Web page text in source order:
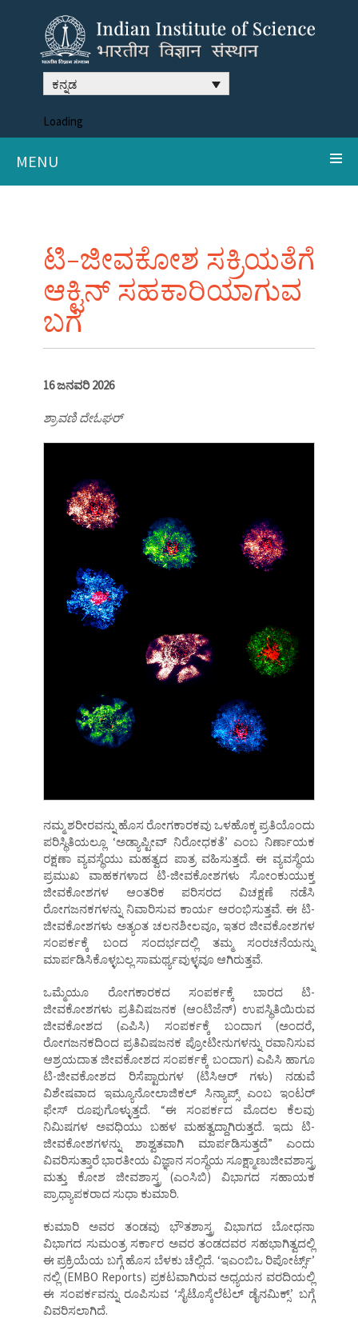
ಕನ್ನಡ
Loading
MENU
ಟಿ-ಜೀವಕೋಶ ಸಕ್ರಿಯತೆಗೆ
ಆಕ್ಟಿನ್ ಸಹಕಾರಿಯಾಗುವ
ಬಗೆ
16 ಜನವರಿ 2026
ಶ್ರಾವಣಿ ದೇಓಘರ್
ನಮ್ಮ ಶರೀರವನ್ನು ಹೊಸ ರೋಗಕಾರಕವು ಒಳಹೊಕ್ಕ ಪ್ರತಿಯೊಂದು
ಪರಿಸ್ಥಿತಿಯಲ್ಲೂ ‘ಅಡ್ಯಾಪ್ಟೀವ್ ನಿರೋಧಕತೆ’ ಎಂಬ ನಿರ್ಣಾಯಕ
ರಕ್ಷಣಾ ವ್ಯವಸ್ಥೆಯು ಮಹತ್ವದ ಪಾತ್ರ ವಹಿಸುತ್ತದೆ. ಈ ವ್ಯವಸ್ಥೆಯ
ಪ್ರಮುಖ ವಾಹಕಗಳಾದ ಟಿ-ಜೀವಕೋಶಗಳು ಸೋಂಕುಯುಕ್ತ
ಜೀವಕೋಶಗಳ ಆಂತರಿಕ ಪರಿಸರದ ವಿಚಕ್ಷಣೆ ನಡೆಸಿ
ರೋಗಜನಕಗಳನ್ನು ನಿವಾರಿಸುವ ಕಾರ್ಯ ಆರಂಭಿಸುತ್ತವೆ. ಈ ಟಿ-
ಜೀವಕೋಶಗಳು ಅತ್ಯಂತ ಚಲನಶೀಲವೂ, ಇತರ ಜೀವಕೋಶಗಳ
ಸಂಪರ್ಕಕ್ಕೆ ಬಂದ ಸಂದರ್ಭದಲ್ಲಿ ತಮ್ಮ ಸಂರಚನೆಯನ್ನು
ಮಾರ್ಪಡಿಸಿಕೊಳ್ಳಬಲ್ಲ ಸಾಮರ್ಥ್ಯವುಳ್ಳವೂ ಆಗಿರುತ್ತವೆ.
ಒಮ್ಮೆಯೂ ರೋಗಕಾರಕದ ಸಂಪರ್ಕಕ್ಕೆ ಬಾರದ ಟಿ-
ಜೀವಕೋಶಗಳು ಪ್ರತಿವಿಷಜನಕ (ಆಂಟಿಜೆನ್) ಉಪಸ್ಥಿತಿಯಿರುವ
ಜೀವಕೋಶದ (ಎಪಿಸಿ) ಸಂಪರ್ಕಕ್ಕೆ ಬಂದಾಗ (ಅಂದರೆ,
ರೋಗಜನಕದಿಂದ ಪ್ರತಿವಿಷಜನಕ ಪ್ರೋಟೀನುಗಳನ್ನು ರವಾನಿಸುವ
ಆಶ್ರಯದಾತ ಜೀವಕೋಶದ ಸಂಪರ್ಕಕ್ಕೆ ಬಂದಾಗ) ಎಪಿಸಿ ಹಾಗೂ
ಟಿ-ಜೀವಕೋಶದ ರಿಸೆಪ್ಟಾರುಗಳ (ಟಿಸಿಆರ್ ಗಳು) ನಡುವೆ
ವಿಶೇಷವಾದ ಇಮ್ಯೂನೋಲಾಜಿಕಲ್ ಸಿನ್ಯಾಪ್ಸ್ ಎಂಬ ಇಂಟರ್
ಫೇಸ್ ರೂಪುಗೊಳ್ಳುತ್ತದೆ. “ಈ ಸಂಪರ್ಕದ ಮೊದಲ ಕೆಲವು
ನಿಮಿಷಗಳ ಅವಧಿಯು ಬಹಳ ಮಹತ್ವದ್ದಾಗಿರುತ್ತದೆ. ಇದು ಟಿ-
ಜೀವಕೋಶಗಳನ್ನು ಶಾಶ್ವತವಾಗಿ ಮಾರ್ಪಡಿಸುತ್ತದೆ” ಎಂದು
ವಿವರಿಸುತ್ತಾರೆ ಭಾರತೀಯ ವಿಜ್ಞಾನ ಸಂಸ್ಥೆಯ ಸೂಕ್ಷ್ಮಾಣುಜೀವಶಾಸ್ತ್ರ
ಮತ್ತು ಕೋಶ ಜೀವಶಾಸ್ತ್ರ (ಎಂಸಿಬಿ) ವಿಭಾಗದ ಸಹಾಯಕ
ಪ್ರಾಧ್ಯಾಪಕರಾದ ಸುಧಾ ಕುಮಾರಿ.
ಕುಮಾರಿ ಅವರ ತಂಡವು ಭೌತಶಾಸ್ತ್ರ ವಿಭಾಗದ ಬೋಧನಾ
ವಿಭಾಗದ ಸುಮಂತ್ರ ಸರ್ಕಾರ ಅವರ ತಂಡದವರ ಸಹಭಾಗಿತ್ವದಲ್ಲಿ
ಈ ಪ್ರಕ್ರಿಯೆಯ ಬಗ್ಗೆ ಹೊಸ ಬೆಳಕು ಚೆಲ್ಲಿದೆ. ‘ಇಎಂಬಿಒ ರಿಪೋರ್ಟ್ಸ್’
ನಲ್ಲಿ (EMBO Reports) ಪ್ರಕಟವಾಗಿರುವ ಅಧ್ಯಯನ ವರದಿಯಲ್ಲಿ
ಈ ಸಂಪರ್ಕವನ್ನು ರೂಪಿಸುವ ‘ಸೈಟೊಸ್ಕೆಲೆಟಲ್ ಡೈನಮಿಕ್ಸ್’ ಬಗ್ಗೆ
ವಿವರಿಸಲಾಗಿದೆ.